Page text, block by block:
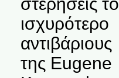
ισχυρότερο
αντιβάριους
της Eugene